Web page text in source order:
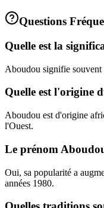
Questions
Quelle est la
Aboudou signifie souvent
Quelle est l'origine
Aboudou est d'origine
l'Ouest.
Le prénom
Oui, sa popularité a
années 1980.